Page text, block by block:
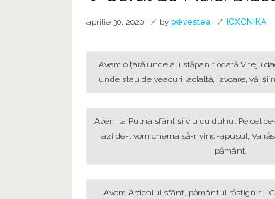
aprilie 30, 2020 by p⊕vestea ICXCNIKA
Avem o ţară unde au stăpânit odată Vitejii
unde stau de veacuri laolaltă, Izvoare, văi şi
Avem la Putna sfânt şi viu cu duhul Pe cel
azi de-l vom chema să-nving-apusul, Va
pământ.
Avem Ardealul sfânt, pământul răstignirii,